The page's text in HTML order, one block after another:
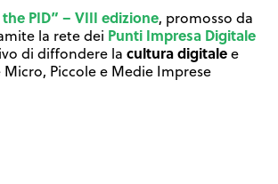
PID” – VIII edizione, promosso da
la rete dei Punti Impresa Digitale
di diffondere la cultura digitalee
Piccole e Medie Imprese